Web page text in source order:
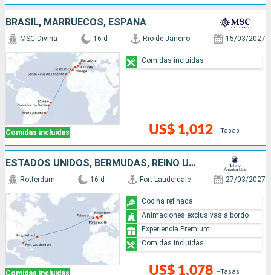
BRASIL, MARRUECOS, ESPAÑA
Comidas incluidas
MSC Divina 16 d Rio de Janeiro 15/03/2027
US$ 1,012 +Tasas
Comidas incluidas
ESTADOS UNIDOS, BERMUDAS, REINO UNIDO, FRANCIA, BÉLGICA, PAISES BAJOS
Rotterdam 16 d Fort Lauderdale 27/03/2027
US$ 1,078 +Tasas
Cocina refinada
Animaciones exclusivas a bordo
Experiencia Premium
Comidas incluidas